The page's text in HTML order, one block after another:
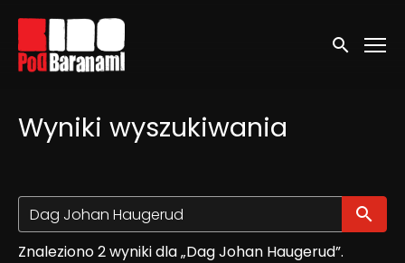
Linki ułatwień dostępu
Wyszukaj
Wyniki wyszukiwania
Znaleziono 2 wyniki dla „Dag Johan Haugerud”.